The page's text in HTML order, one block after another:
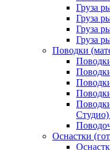
Груза
Груза
Груза
Груза
Поводки
Студио)
Оснастки